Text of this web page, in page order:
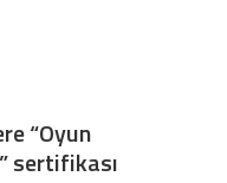
“Oyun
sertifikası